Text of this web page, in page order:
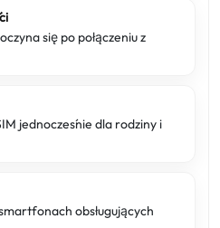
się po połączeniu z
jednocześnie dla rodziny i
obsługujących